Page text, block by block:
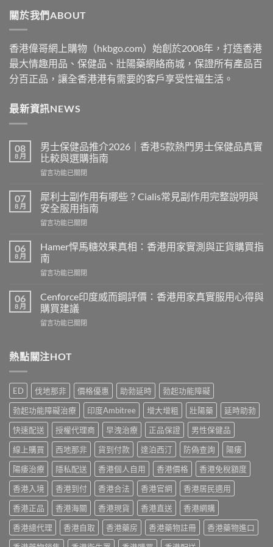
關於我們ABOUT
香港偉哥網上購物（hkbgo.com）始創於2008年，打造香港
最大情趣用品、保健品、壯陽藥網絡商城，保證所有產品百
分百正品，讓全香港港有需要的客戶享受性福生活。
最新資訊NEWS
08
8 月
男士保健品推介2026｜香港5款熱門男士保健品真實
比較與選購指南
在
士
保
健
品
介
2026
｜
香
5
款
門
保
真
實
比
較
與
選
購
指
南〉
中
留言功能已關閉
07
8 月
犀利士副作用有哪些？Cialis常見副作用完整說明與
安全服用指南
在
利
士
副
作
有
哪
些？
Cialis
副
完
整
說
明
與
安
全
服
用
指
南〉
中
留言功能已關閉
06
8 月
Hamer悍馬糖效果真相：香港用家實測與正貨購買指
南
在
悍
馬
糖
效
相：
用
家
實
測
與
正
貨
購
買
指
南〉
中
留言功能已關閉
06
8 月
Cenforce印度威而鋼評價：香港用家真實服用心得與
購買建議
在
度
威
鋼
評
價：
香
港
用
家
真
實
服
用
心
得
與
購
買
留言功能已關閉
熱點關注HOT
ED 伐地那非 價格優惠 助勃延時
勃起功能障礙
勃起功能障礙治療
印度Ambitree 增大增粗 壯陽藥
延時助勃
快速配送
授權代理商 早洩治療 正品保證
男性保健品
線上購買
西地那非 貨到付款 達泊西汀 防偽查詢
陽痿
陽痿治療
隱私配送 香港個人自用 香港價格
香港免稅額度
香港入境
香港到付 香港合法 香港官網
香港居民適用
香港正品
香港海關 香港現貨 香港直送
香港網購
香港總代理
香港自取 香港藥房 香港藥物註冊
香港藥物進口